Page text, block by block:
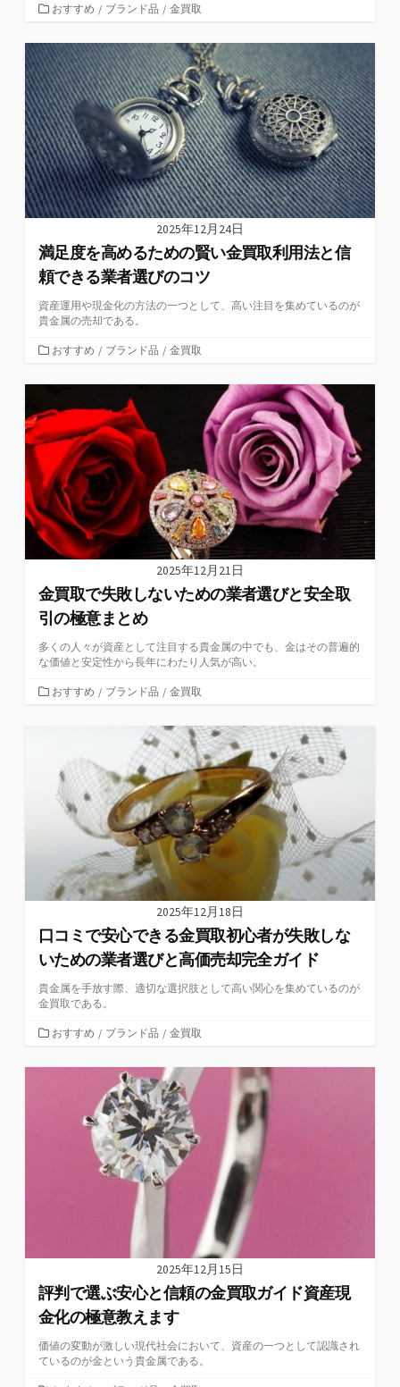
カ
ゴ
リ
ー
おすすめ / ブランド品 / 金買取
2025年12月24日
満足度を高めるための賢い金買取利用法と信
頼できる業者選びのコツ
資産運用や現金化の方法の一つとして、高い注目を集めているのが
貴金属の売却である。
カ
ゴ
ー
おすすめ / ブランド品 / 金買取
2025年12月21日
金買取で失敗しないための業者選びと安全取
引の極意まとめ
多くの人々が資産として注目する貴金属の中でも、金はその普遍的
な価値と安定性から長年にわたり人気が高い。
カおすすめ / ブランド品 / 金買取
2025年12月18日
口コミで安心できる金買取初心者が失敗しな
いための業者選びと高価売却完全ガイド
貴金属を手放す際、適切な選択肢として高い関心を集めているのが
金買取である。
カ
ゴ
おすすめ / ブランド品 / 金買取
2025年12月15日
評判で選ぶ安心と信頼の金買取ガイド資産現
金化の極意教えます
価値の変動が激しい現代社会において、資産の一つとして認識され
ているのが金という貴金属である。